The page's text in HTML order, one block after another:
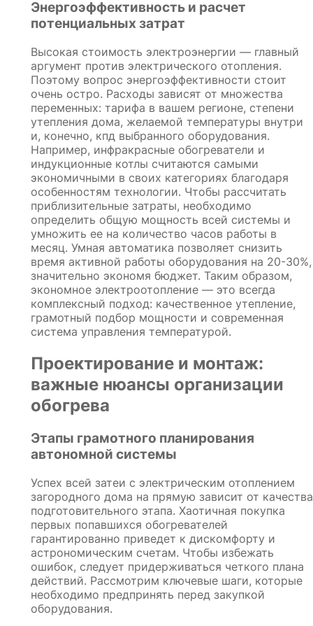
Энергоэффективность и расчет
потенциальных затрат
Высокая стоимость электроэнергии — главный
аргумент против электрического отопления.
Поэтому вопрос энергоэффективности стоит
очень остро. Расходы зависят от множества
переменных: тарифа в вашем регионе, степени
утепления дома, желаемой температуры внутри
и, конечно, кпд выбранного оборудования.
Например, инфракрасные обогреватели и
индукционные котлы считаются самыми
экономичными в своих категориях благодаря
особенностям технологии. Чтобы рассчитать
приблизительные затраты, необходимо
определить общую мощность всей системы и
умножить ее на количество часов работы в
месяц. Умная автоматика позволяет снизить
время активной работы оборудования на 20-30%,
значительно экономя бюджет. Таким образом,
экономное электроотопление — это всегда
комплексный подход: качественное утепление,
грамотный подбор мощности и современная
система управления температурой.
Проектирование и монтаж:
важные нюансы организации
обогрева
Этапы грамотного планирования
автономной системы
Успех всей затеи с электрическим отоплением
загородного дома на прямую зависит от качества
подготовительного этапа. Хаотичная покупка
первых попавшихся обогревателей
гарантированно приведет к дискомфорту и
астрономическим счетам. Чтобы избежать
ошибок, следует придерживаться четкого плана
действий. Рассмотрим ключевые шаги, которые
необходимо предпринять перед закупкой
оборудования.